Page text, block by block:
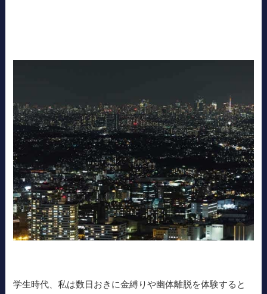
学生時代、私は数日おきに金縛りや幽体離脱を体験すると